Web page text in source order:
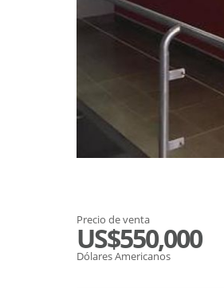
Precio de venta
US$550,000
Dólares Americanos